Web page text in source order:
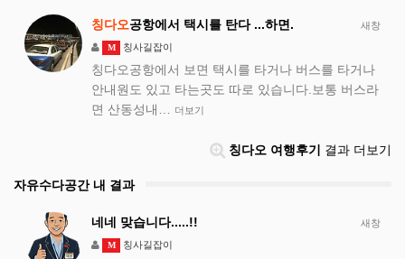
새창
칭다오공항에서 택시를 탄다 ...하면.
M 칭사길잡이
칭다오공항에서 보면 택시를 타거나 버스를 타거나
안내원도 있고 타는곳도 따로 있습니다.보통 버스라
면 산동성내…
더보기
칭다오 여행후기 결과 더보기
자유수다공간 내 결과
새창
네네 맞습니다.....!!
M 칭사길잡이